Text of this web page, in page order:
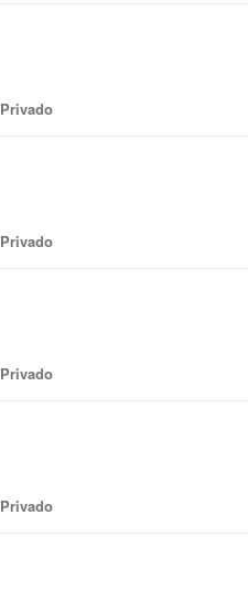
Privado
Privado
Privado
Privado